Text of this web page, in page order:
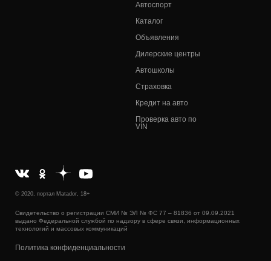
Автоспорт
Каталог
Объявления
Дилерские центры
Автошколы
Страховка
Кредит на авто
Проверка авто по
VIN
© 2020, портал Matador, 18+
Свидетельство о регистрации СМИ № ЭЛ № ФС 77 – 81836 от 09.09.2021
выдано Федеральной службой по надзору в сфере связи, информационных
технологий и массовых коммуникаций
Политика конфиденциальности